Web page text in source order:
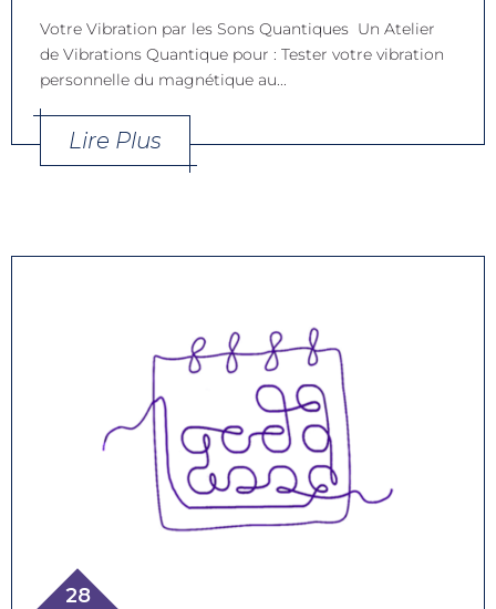
Votre Vibration par les Sons Quantiques Un Atelier
de Vibrations Quantique pour : Tester votre vibration
personnelle du magnétique au...
Lire Plus
28